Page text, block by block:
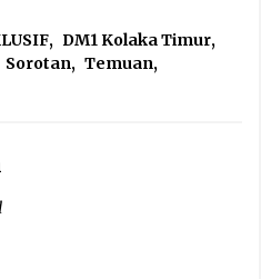
, DM1 Kolaka Timur,
Sorotan, Temuan,